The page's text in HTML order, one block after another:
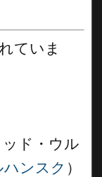
ていま
ド・ウル
ンスク ）